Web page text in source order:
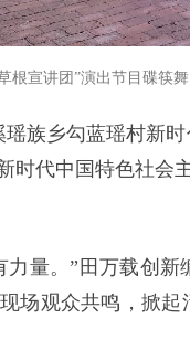
根宣讲团”演出节目碟筷
族乡勾蓝瑶村新
时代中国特色社会
力量。”田万载创
场观众共鸣，掀